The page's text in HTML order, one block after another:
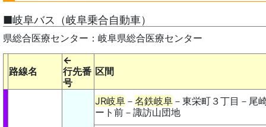
■岐阜バス（岐阜乗合自動車）
県総合医療センター：岐阜県総合医療センター
路線名
←
行先番
号
区間
JR岐阜 － 名鉄岐阜 －東栄町３丁目－尾
ート前－諏訪山団地